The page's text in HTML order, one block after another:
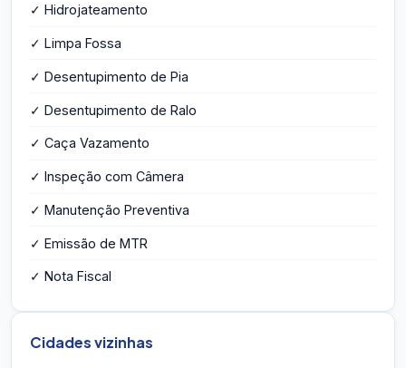
✓ Hidrojateamento
✓ Limpa Fossa
✓ Desentupimento de Pia
✓ Desentupimento de Ralo
✓ Caça Vazamento
✓ Inspeção com Câmera
✓ Manutenção Preventiva
✓ Emissão de MTR
✓ Nota Fiscal
Cidades vizinhas